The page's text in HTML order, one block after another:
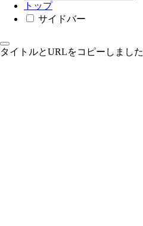
トップ
サイドバー
タイトルとURLをコピーしました